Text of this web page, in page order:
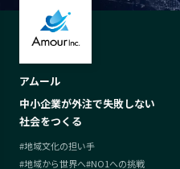
アムール
中小企業が外注で失敗しない
社会をつくる
#地域文化の担い手
#地域から世界へ#NO1への挑戦